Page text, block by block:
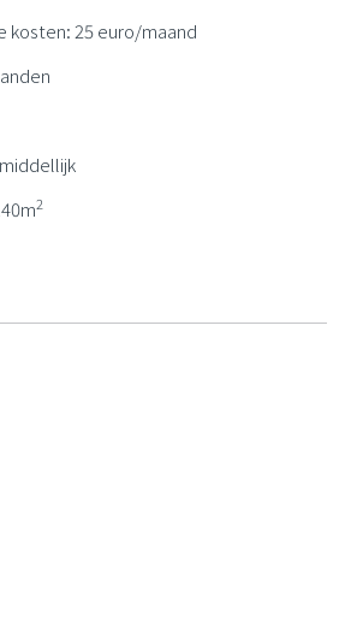
kosten: 25 euro/maand
2